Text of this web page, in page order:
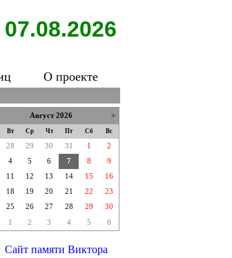
07.08.2026
О проекте
Август 2026 >
Вт Ср Чт Пт Сб Вс
28 29 30 31 1
2
4 5 6 7 8
9
11 12 13 14 15
16
18 19 20 21 22
23
25 26 27 28 29 30
1 2 3 4 5 6